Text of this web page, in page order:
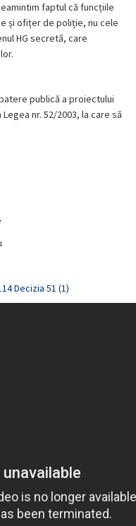
faptul că funcțiile
și ofițer de poliție, nu cele
HG secretă, care
publică a proiectului
nr. 52/2003, la care să
Decizia 51 (1)